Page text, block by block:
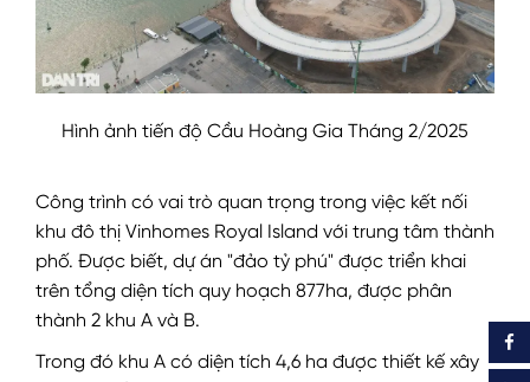
Hình ảnh tiến độ Cầu Hoàng Gia Tháng 2/2025
Công trình có vai trò quan trọng trong việc kết nối
khu đô thị Vinhomes Royal Island với trung tâm thành
phố. Được biết, dự án "đảo tỷ phú" được triển khai
trên tổng diện tích quy hoạch 877ha, được phân
thành 2 khu A và B.
Trong đó khu A có diện tích 4,6 ha được thiết kế xây